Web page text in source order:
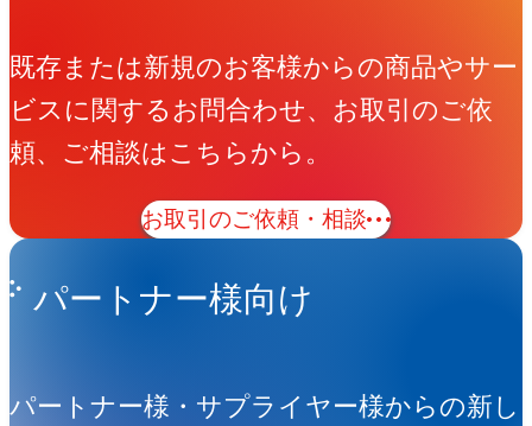
既存または新規のお客様からの商品やサー
ビスに関するお問合わせ、お取引のご依
頼、ご相談はこちらから。
お取引のご依頼・相談
パートナー様向け
パートナー様・サプライヤー様からの新し